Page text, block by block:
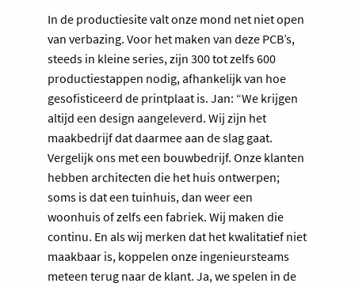
In de productiesite valt onze mond net niet open
van verbazing. Voor het maken van deze PCB’s,
steeds in kleine series, zijn 300 tot zelfs 600
productiestappen nodig, afhankelijk van hoe
gesofisticeerd de printplaat is. Jan: “We krijgen
altijd een design aangeleverd. Wij zijn het
maakbedrijf dat daarmee aan de slag gaat.
Vergelijk ons met een bouwbedrijf. Onze klanten
hebben architecten die het huis ontwerpen;
soms is dat een tuinhuis, dan weer een
woonhuis of zelfs een fabriek. Wij maken die
continu. En als wij merken dat het kwalitatief niet
maakbaar is, koppelen onze ingenieursteams
meteen terug naar de klant. Ja, we spelen in de